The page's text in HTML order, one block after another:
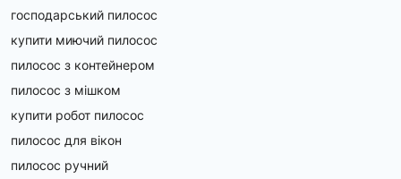
господарський пилосос
купити миючий пилосос
пилосос з контейнером
пилосос з мішком
купити робот пилосос
пилосос для вікон
пилосос ручний